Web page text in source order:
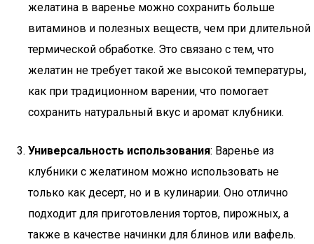
желатина в варенье можно сохранить больше
витаминов и полезных веществ, чем при длительной
термической обработке. Это связано с тем, что
желатин не требует такой же высокой температуры,
как при традиционном варении, что помогает
сохранить натуральный вкус и аромат клубники.
Универсальность использования: Варенье из
клубники с желатином можно использовать не
только как десерт, но и в кулинарии. Оно отлично
подходит для приготовления тортов, пирожных, а
также в качестве начинки для блинов или вафель.